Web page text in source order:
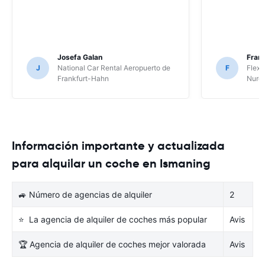
J
Josefa Galan
National Car Rental Aeropuerto de
Frankfurt-Hahn
F
Flex
Información importante y actualizada
para alquilar un coche en Ismaning
🚙 Número de agencias de alquiler 2
⭐ La agencia de alquiler de coches más popular Avis
🏆 Agencia de alquiler de coches mejor valorada Avis